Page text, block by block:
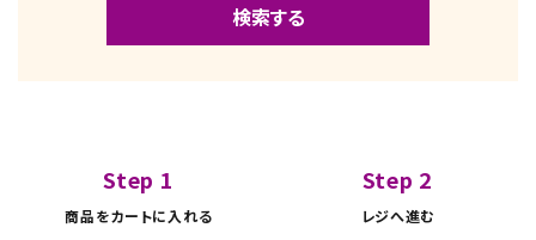
検索する
キーワード
Step 1
商品をカートに入れる
Step 2
レジへ進む